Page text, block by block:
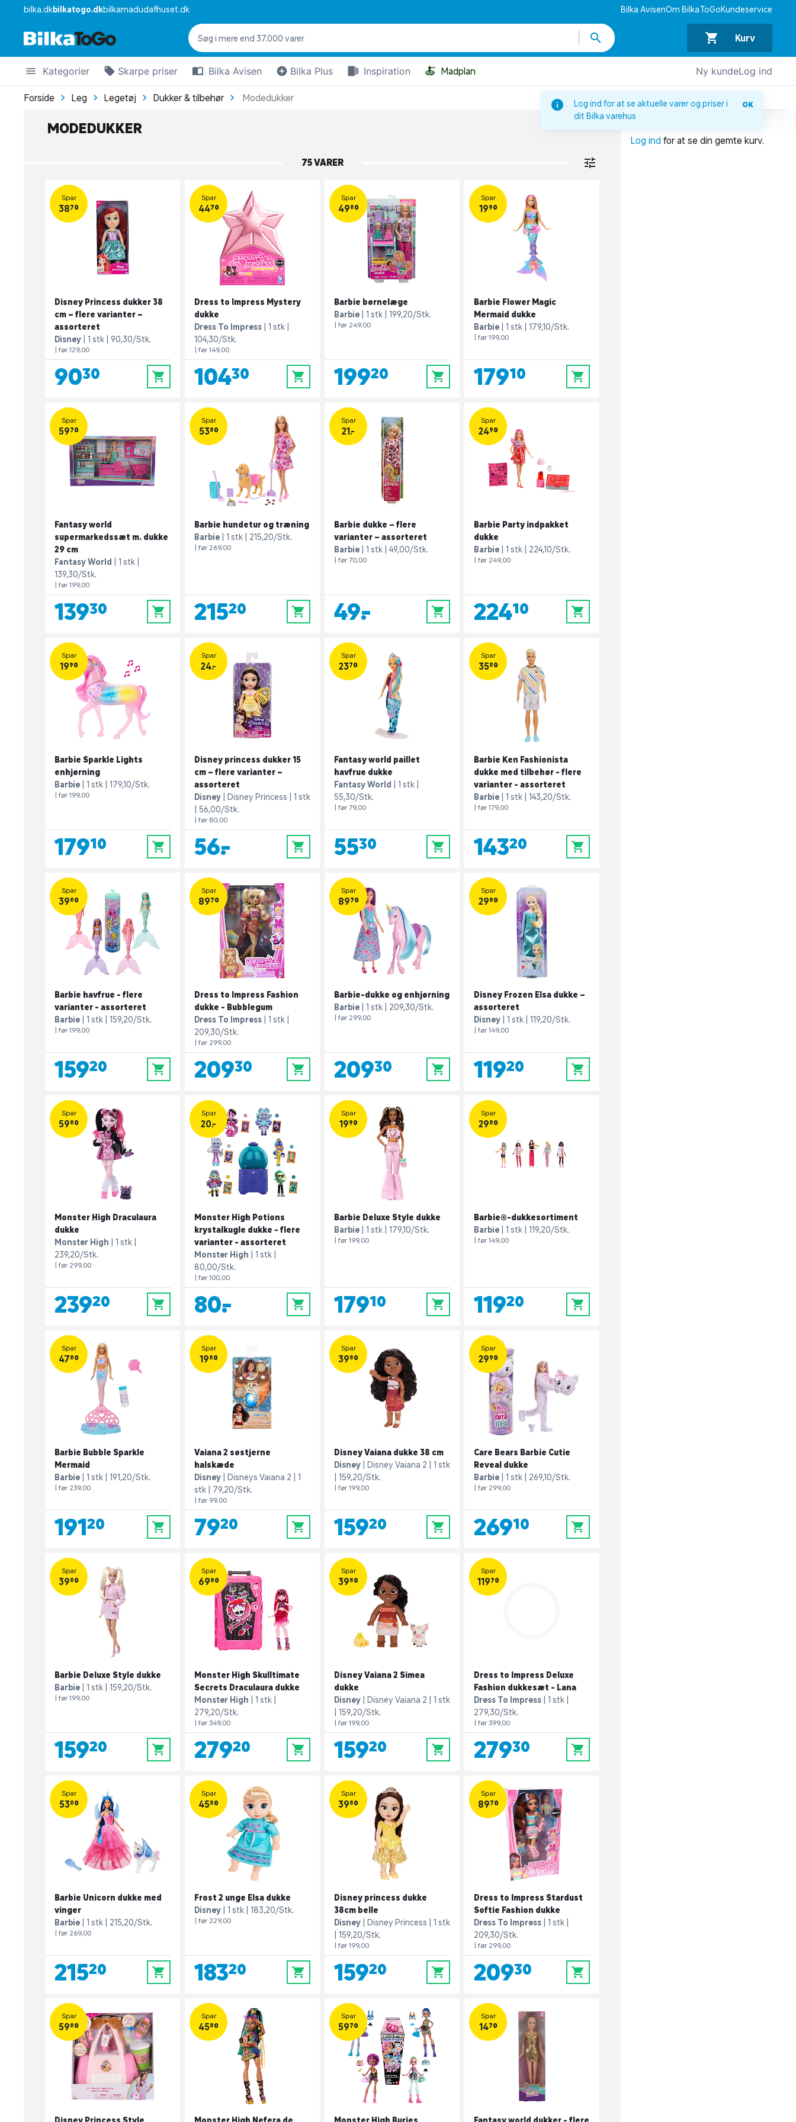
Log ind for at se aktuelle varer og priser i
dit Bilka varehus
OK
bilka.dkbilkatogo.dkbilkamadudafhuset.dk Bilka AvisenOm BilkaToGoKundeservice
Kurv
Kategorier Skarpe priser Bilka Avisen Bilka Plus Inspiration 🍝 Madplan Ny kundeLog ind
Log ind for at se din gemte kurv.
Forside Leg Legetøj Dukker & tilbehør Modedukker
MODEDUKKER
75 VARER
Spar
38,70
Disney Princess dukker 38
cm – flere varianter –
assorteret
Disney
1 stk 90,30/Stk.
| før 129,00
90,30 0
Spar
44,70
Dress to Impress Mystery
dukke
Dress To Impress
1 stk
104,30/Stk.
| før 149,00
104,30 0
Spar
49,80
Barbie børnelæge
Barbie
1 stk 199,20/Stk.
| før 249,00
199,20 0
Spar
19,90
Barbie Flower Magic
Mermaid dukke
Barbie
1 stk 179,10/Stk.
| før 199,00
179,10 0
Spar
59,70
Fantasy world
supermarkedssæt m. dukke
29 cm
Fantasy World
1 stk
139,30/Stk.
| før 199,00
139,30 0
Spar
53,80
Barbie hundetur og træning
Barbie
1 stk 215,20/Stk.
| før 269,00
215,20 0
Spar
21.-
Barbie dukke – flere
varianter – assorteret
Barbie
1 stk 49,00/Stk.
| før 70,00
49,- 0
Spar
24,90
Barbie Party indpakket
dukke
Barbie
1 stk 224,10/Stk.
| før 249,00
224,10 0
Spar
19,90
Barbie Sparkle Lights
enhjørning
Barbie
1 stk 179,10/Stk.
| før 199,00
179,10 0
Spar
24.-
Disney princess dukker 15
cm – flere varianter –
assorteret
Disney
Disney Princess
1 stk
56,00/Stk.
| før 80,00
56,- 0
Spar
23,70
Fantasy world paillet
havfrue dukke
Fantasy World
1 stk
55,30/Stk.
| før 79,00
55,30 0
Spar
35,80
Barbie Ken Fashionista
dukke med tilbehør - flere
varianter - assorteret
Barbie
1 stk 143,20/Stk.
| før 179,00
143,20 0
Spar
39,80
Barbie havfrue - flere
varianter - assorteret
Barbie
1 stk 159,20/Stk.
| før 199,00
159,20 0
Spar
89,70
Dress to Impress Fashion
dukke - Bubblegum
Dress To Impress
1 stk
209,30/Stk.
| før 299,00
209,30 0
Spar
89,70
Barbie-dukke og enhjørning
Barbie
1 stk 209,30/Stk.
| før 299,00
209,30 0
Spar
29,80
Disney Frozen Elsa dukke –
assorteret
Disney
1 stk 119,20/Stk.
| før 149,00
119,20 0
Spar
59,80
Monster High Draculaura
dukke
Monster High
1 stk
239,20/Stk.
| før 299,00
239,20 0
Spar
20.-
Monster High Potions
krystalkugle dukke - flere
varianter - assorteret
Monster High
1 stk
80,00/Stk.
| før 100,00
80,- 0
Spar
19,90
Barbie Deluxe Style dukke
Barbie
1 stk 179,10/Stk.
| før 199,00
179,10 0
Spar
29,80
Barbie®-dukkesortiment
Barbie
1 stk 119,20/Stk.
| før 149,00
119,20 0
Spar
47,80
Barbie Bubble Sparkle
Mermaid
Barbie
1 stk 191,20/Stk.
| før 239,00
191,20 0
Spar
19,80
Vaiana 2 søstjerne
halskæde
Disney
Disneys Vaiana 2
1
stk
79,20/Stk.
| før 99,00
79,20 0
Spar
39,80
Disney Vaiana dukke 38 cm
Disney
Disney Vaiana 2
1 stk
159,20/Stk.
| før 199,00
159,20 0
Spar
29,90
Care Bears Barbie Cutie
Reveal dukke
Barbie
1 stk 269,10/Stk.
| før 299,00
269,10 0
Spar
39,80
Barbie Deluxe Style dukke
Barbie
1 stk 159,20/Stk.
| før 199,00
159,20 0
Spar
69,80
Monster High Skulltimate
Secrets Draculaura dukke
Monster High
1 stk
279,20/Stk.
| før 349,00
279,20 0
Spar
39,80
Disney Vaiana 2 Simea
dukke
Disney
Disney Vaiana 2
1 stk
159,20/Stk.
| før 199,00
159,20 0
Spar
119,70
Dress to Impress Deluxe
Fashion dukkesæt - Lana
Dress To Impress
1 stk
279,30/Stk.
| før 399,00
279,30 0
Spar
53,80
Barbie Unicorn dukke med
vinger
Barbie
1 stk 215,20/Stk.
| før 269,00
215,20 0
Spar
45,80
Frost 2 unge Elsa dukke
Disney
1 stk 183,20/Stk.
| før 229,00
183,20 0
Spar
39,80
Disney princess dukke
38cm belle
Disney
Disney Princess
1 stk
159,20/Stk.
| før 199,00
159,20 0
Spar
89,70
Dress to Impress Stardust
Softie Fashion dukke
Dress To Impress
1 stk
209,30/Stk.
| før 299,00
209,30 0
Spar
59,80
Spar
45,80
Spar
59,70
Spar
14,70